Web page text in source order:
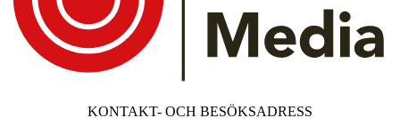
KONTAKT- OCH BESÖKSADRESS